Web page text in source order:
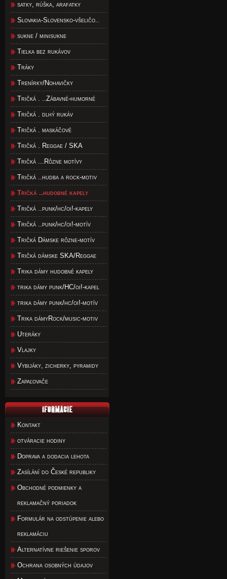
satky, rúška, arafatky
Slovakia-Slovensko-všeličo..
sukne / minisukne
Tielka bez rukávov
Tráky
Trenírky/Nohavičky
Tričká . ..Zábavné-humorné
Tričká . dlhý rukáv
Tričká . maskáčové
Tričká . Reggae / SKA
Tričká ...Rôzne motívy
Tričká ..hudba a rock-motiv
Tričká ..hudobné kapely
Tričká ..punk/hc/oi!-kapely
Tričká ..punk/hc/oi!-motív
Tričká Dámske rôzne-motív
Tričká dámske SKA/Reggae
Trika dámy hudobné kapely
trika dámy punk/HC/oi!-kapel
trika dámy punk/hc/oi!-motív
Trika dámyRock/music-motiv
Uteráky
Vlajky
Vybijáky, zicherky, pyramidy
Zapaľovače
Kontakt
otváracie hodiny
Doprava a dodacia lehota
Zasílání do České republiky
Obchodné podmienky a
reklamačný poriadok
Formulár na odstúpenie alebo
reklamáciu
Alternatívne riešenie sporov
Ochrana osobných údajov